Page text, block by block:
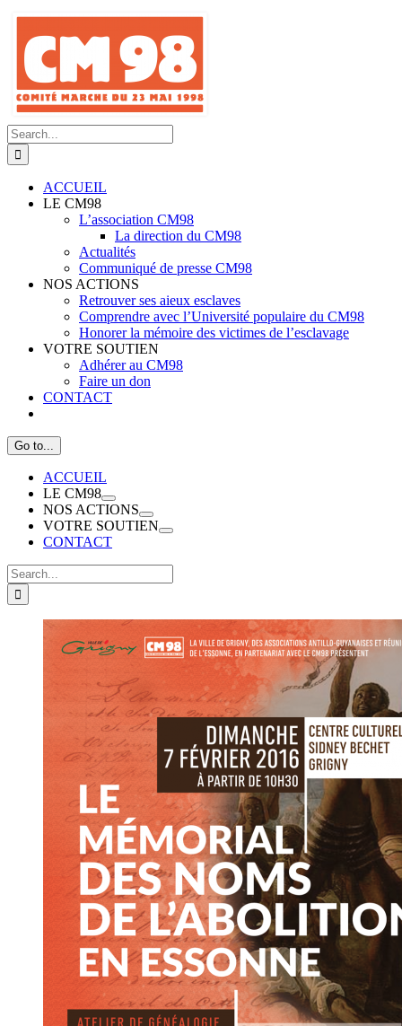
Skip
content
Search
for:
ACCUEIL
LE CM98
L’association CM98
La direction du CM98
Actualités
Communiqué de presse CM98
NOS ACTIONS
Retrouver ses aieux esclaves
Comprendre avec l’Université populaire du CM98
Honorer la mémoire des victimes de l’esclavage
VOTRE SOUTIEN
Adhérer au CM98
Faire un don
CONTACT
Go to...
ACCUEIL
LE CM98
NOS ACTIONS
VOTRE SOUTIEN
CONTACT
Search
for:
View
Larger
Image